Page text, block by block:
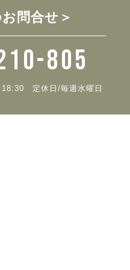
問合せ＞
805
18:30 定休日/毎週水曜日